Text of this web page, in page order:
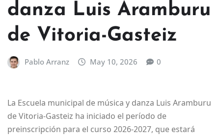
danza Luis Aramburu
de Vitoria-Gasteiz
Pablo Arranz May 10, 2026 0
La Escuela municipal de música y danza Luis Aramburu
de Vitoria-Gasteiz ha iniciado el período de
preinscripción para el curso 2026-2027, que estará